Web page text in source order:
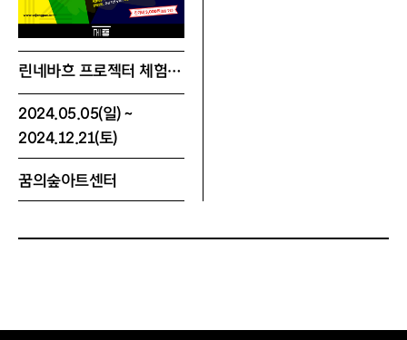
증빙서류 및
유의사항
세종ⓢ멤버십 대상자에 한하여 적용
린네바흐 프로젝터 체험 프로그램
2024.05.05(일) ~
2024.12.21(토)
꿈의숲아트센터